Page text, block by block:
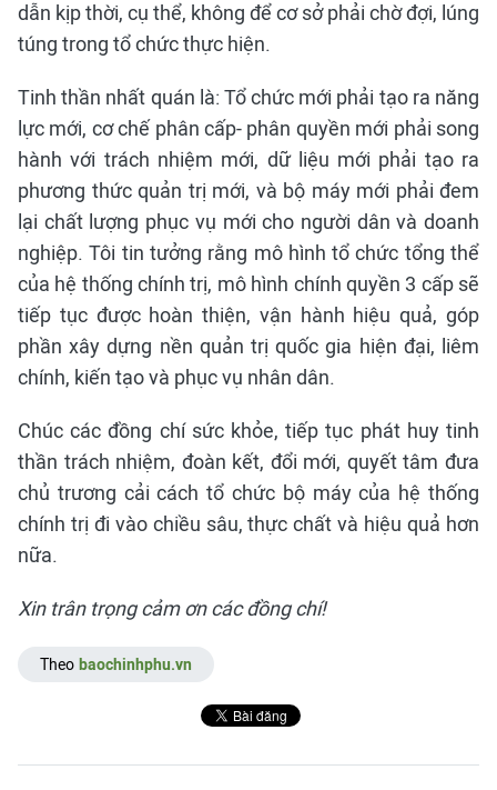
dẫn kịp thời, cụ thể, không để cơ sở phải chờ đợi, lúng
túng trong tổ chức thực hiện.
Tinh thần nhất quán là: Tổ chức mới phải tạo ra năng
lực mới, cơ chế phân cấp- phân quyền mới phải song
hành với trách nhiệm mới, dữ liệu mới phải tạo ra
phương thức quản trị mới, và bộ máy mới phải đem
lại chất lượng phục vụ mới cho người dân và doanh
nghiệp. Tôi tin tưởng rằng mô hình tổ chức tổng thể
của hệ thống chính trị, mô hình chính quyền 3 cấp sẽ
tiếp tục được hoàn thiện, vận hành hiệu quả, góp
phần xây dựng nền quản trị quốc gia hiện đại, liêm
chính, kiến tạo và phục vụ nhân dân.
Chúc các đồng chí sức khỏe, tiếp tục phát huy tinh
thần trách nhiệm, đoàn kết, đổi mới, quyết tâm đưa
chủ trương cải cách tổ chức bộ máy của hệ thống
chính trị đi vào chiều sâu, thực chất và hiệu quả hơn
nữa.
Xin trân trọng cảm ơn các đồng chí!
Theo baochinhphu.vn